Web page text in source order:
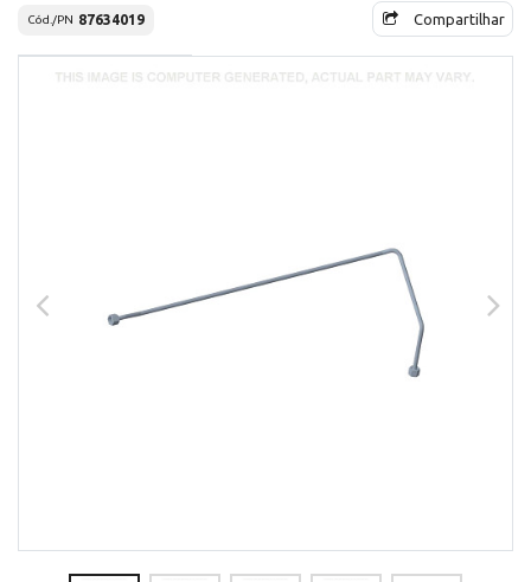
Cód./PN 87634019 Compartilhar